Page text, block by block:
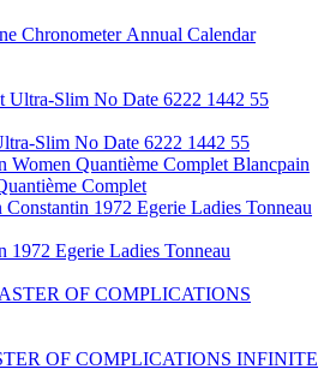
Chronometer Annual Calendar
Slim No Date 6222 1442 55
Blancpain
Complet
1972 Egerie Ladies Tonneau
OF COMPLICATIONS INFINITE